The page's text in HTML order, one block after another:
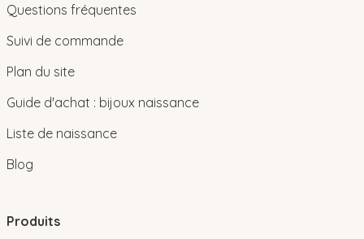
Questions fréquentes
Suivi de commande
Plan du site
Guide d'achat : bijoux naissance
Liste de naissance
Blog
Produits